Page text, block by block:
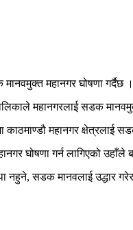
महानगर घोषणा गर्दैछ ।
महानगरलाई सडक
महानगर क्षेत्रलाई
घोषणा गर्न लागिएको उहाँले
नहुने, सडक मानवलाई उद्धार